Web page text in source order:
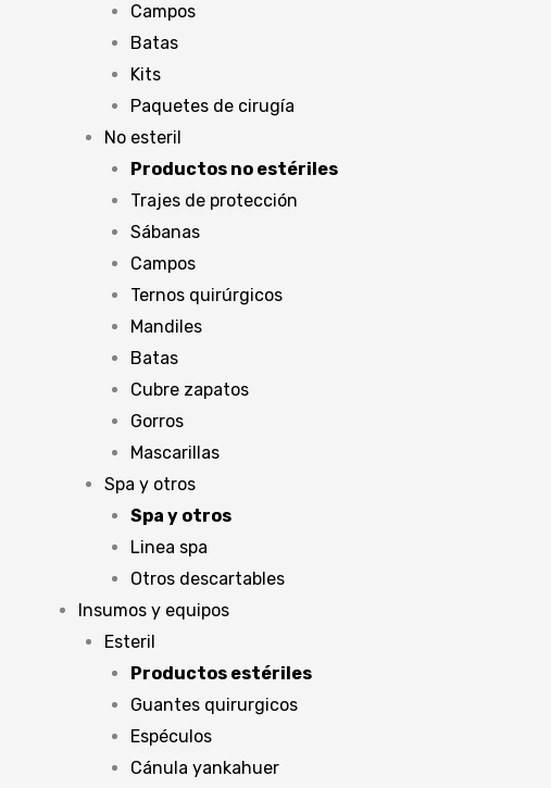
Campos
Batas
Kits
Paquetes de cirugía
No esteril
Productos no estériles
Trajes de protección
Sábanas
Campos
Ternos quirúrgicos
Mandiles
Batas
Cubre zapatos
Gorros
Mascarillas
Spa y otros
Spa y otros
Linea spa
Otros descartables
Insumos y equipos
Esteril
Productos estériles
Guantes quirurgicos
Espéculos
Cánula yankahuer